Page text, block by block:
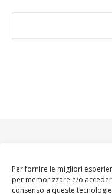
Per fornire le migliori
per memorizzare e/o
consenso a queste